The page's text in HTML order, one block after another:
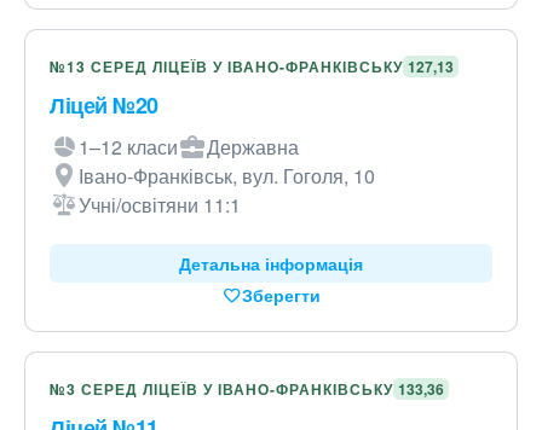
№13 СЕРЕД ЛІЦЕЇВ У ІВАНО-ФРАНКІВСЬКУ 127,13
Ліцей №20
1–12 класи
Державна
Івано-Франківськ, вул. Гоголя, 10
Учні/освітяни 11:1
Детальна інформація
Зберегти
№3 СЕРЕД ЛІЦЕЇВ У ІВАНО-ФРАНКІВСЬКУ 133,36